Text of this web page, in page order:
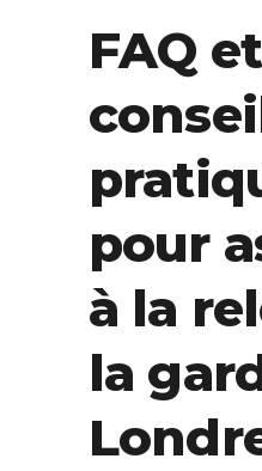
FAQ et
pour
à la
la